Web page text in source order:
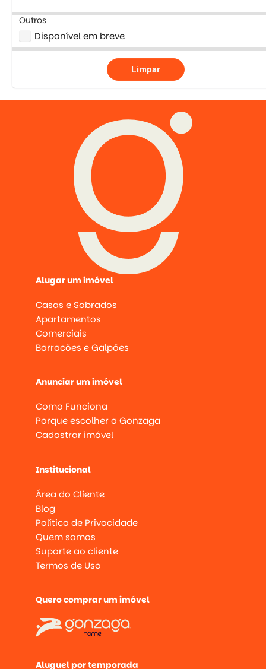
Outros
Disponível em breve
Limpar
Alugar um imóvel
Casas e Sobrados
Apartamentos
Comerciais
Barracões e Galpões
Anunciar um imóvel
Como Funciona
Porque escolher a Gonzaga
Cadastrar imóvel
Institucional
Área do Cliente
Blog
Política de Privacidade
Quem somos
Suporte ao cliente
Termos de Uso
Quero comprar um imóvel
Aluguel por temporada